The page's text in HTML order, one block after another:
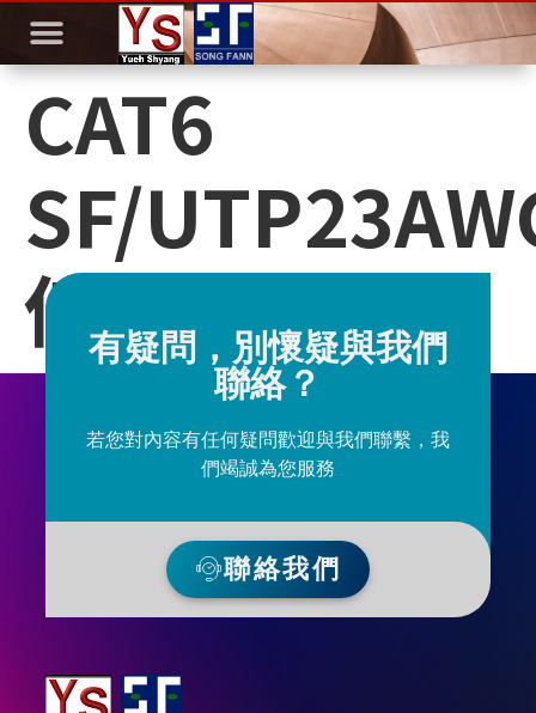
CAT6
SF/
低煙無毒網線
有疑問，別懷疑與我們
聯絡？
若您對內容有任何疑問歡迎與我們聯繫，我
們竭誠為您服務
聯絡我們